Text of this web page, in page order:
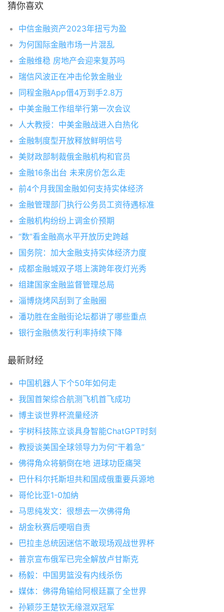
猜你喜欢
中信金融资产2023年扭亏为盈
为何国际金融市场一片混乱
金融维稳 房地产会迎来复苏吗
瑞信风波正在冲击伦敦金融业
同程金融App借4万到手2.8万
中美金融工作组举行第一次会议
人大教授：中美金融战进入白热化
金融制度型开放释放鲜明信号
美财政部制裁俄金融机构和官员
金融16条出台 未来房价怎么走
前4个月我国金融如何支持实体经济
金融管理部门执行公务员工资待遇标准
金融机构纷纷上调金价预期
“数”看金融高水平开放历史跨越
国务院：加大金融支持实体经济力度
成都金融城双子塔上演跨年夜灯光秀
组建国家金融监督管理总局
淄博烧烤风刮到了金融圈
潘功胜在金融街论坛都讲了哪些重点
银行金融债发行利率持续下降
最新财经
中国机器人下个50年如何走
我国首架综合航测飞机首飞成功
博主谈世界杯流量经济
宇树科技陈立谈具身智能ChatGPT时刻
教授谈美国全球领导力为何“干着急”
佛得角众将躺倒在地 进球功臣痛哭
巴什科尔托斯坦共和国成俄重要兵源地
哥伦比亚1-0加纳
马思纯发文：很想去一次佛得角
胡金秋赛后哽咽自责
巴拉圭总统因迷信不敢现场观战世界杯
普京宣布俄军已完全解放卢甘斯克
杨毅：中国男篮没有内线杀伤
媒体：佛得角输给阿根廷赢了全世界
孙颖莎王楚钦无缘混双冠军